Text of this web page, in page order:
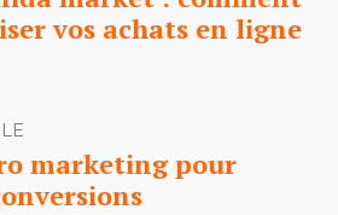
vos achats en ligne
marketing pour